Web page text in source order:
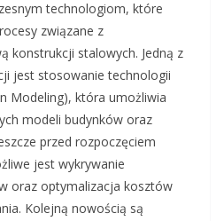
technologiom, które
związane z
konstrukcji stalowych. Jedną z
jest stosowanie technologii
Modeling), która umożliwia
modeli budynków oraz
przed rozpoczęciem
jest wykrywanie
oraz optymalizacja kosztów
Kolejną nowością są